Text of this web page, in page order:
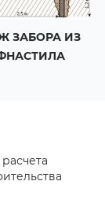
ЗАБОРА ИЗ